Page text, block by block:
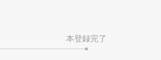
本登録完了